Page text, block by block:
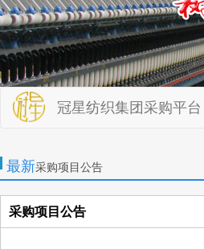
冠星纺织集团采购平台
最新采购项目公告
采购项目公告